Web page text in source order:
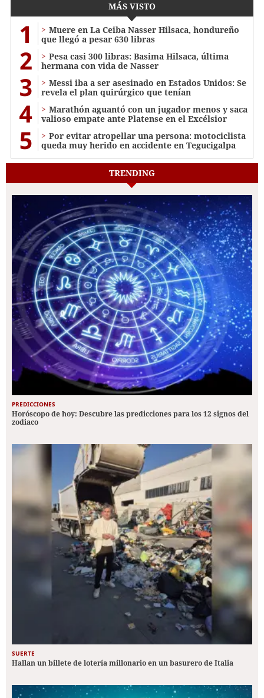
MÁS VISTO
1
Muere en La Ceiba Nasser Hilsaca, hondureño
que llegó a pesar 630 libras
2
Pesa casi 300 libras: Basima Hilsaca, última
hermana con vida de Nasser
3
Messi iba a ser asesinado en Estados Unidos: Se
revela el plan quirúrgico que tenían
4
Marathón aguantó con un jugador menos y saca
valioso empate ante Platense en el Excélsior
5
Por evitar atropellar una persona: motociclista
queda muy herido en accidente en Tegucigalpa
TRENDING
PREDICCIONES
Horóscopo de hoy: Descubre las predicciones para los 12 signos del
zodiaco
SUERTE
Hallan un billete de lotería millonario en un basurero de Italia